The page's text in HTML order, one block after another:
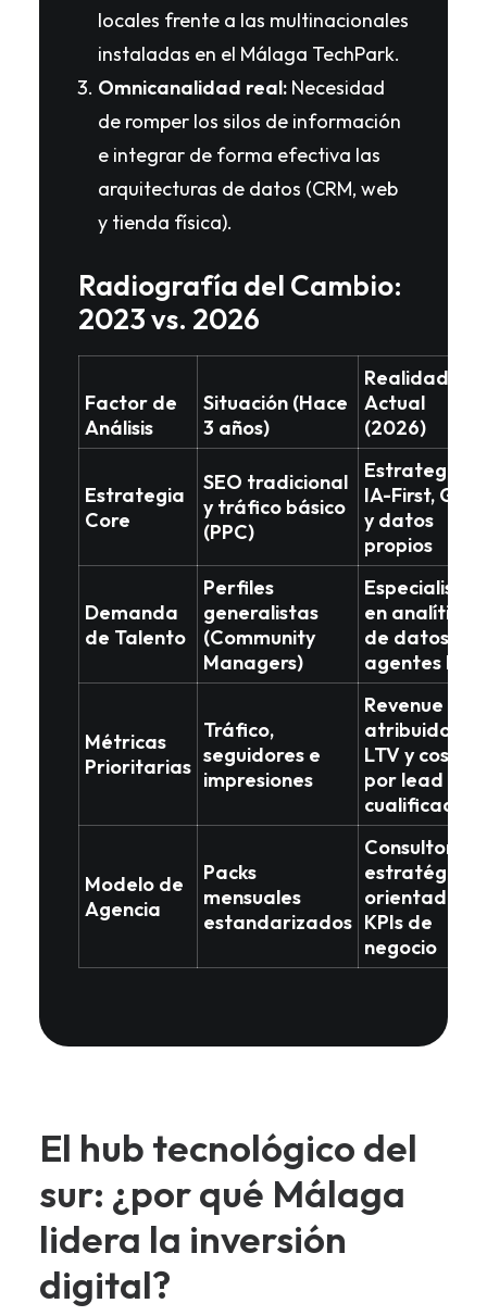
locales frente a las multinacionales
instaladas en el Málaga TechPark.
Omnicanalidad real: Necesidad
de romper los silos de información
e integrar de forma efectiva las
arquitecturas de datos (CRM, web
y tienda física).
Radiografía del Cambio:
2023 vs. 2026
Factor de
Análisis
Situación (Hace
3 años)
Realidad
Actual
(2026)
Estrategia
Core
SEO tradicional
y tráfico básico
(PPC)
Estrategias
IA-First, GEO
y datos
propios
Demanda
de Talento
Perfiles
generalistas
(Community
Managers)
Especialistas
en analítica
de datos
agentes IA
Métricas
Prioritarias
Tráfico,
seguidores e
impresiones
Revenue
atribuido
LTV y coste
por lead
cualificado
Modelo de
Agencia
Packs
mensuales
estandarizados
Consultoría
estratégica
orientada a
KPIs de
negocio
El hub tecnológico del
sur: ¿por qué Málaga
lidera la inversión
digital?